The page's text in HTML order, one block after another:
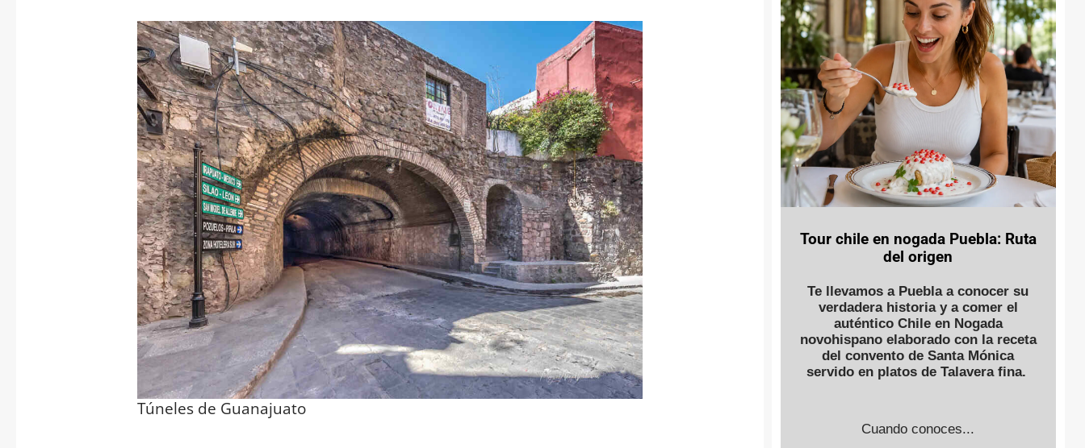
Túneles de Guanajuato
Tour chile en nogada Puebla: Ruta
del origen
Te llevamos a Puebla a conocer su
verdadera historia y a comer el
auténtico Chile en Nogada
novohispano elaborado con la receta
del convento de Santa Mónica
servido en platos de Talavera fina.
Cuando conoces...